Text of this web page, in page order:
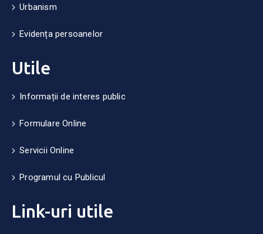
Urbanism
Evidența persoanelor
Utile
Informații de interes public
Formulare Online
Servicii Online
Programul cu Publicul
Link-uri utile